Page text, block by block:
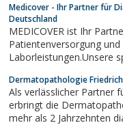
überregional bewährt hat.
Medicover - Ihr Partner für
Deutschland
MEDICOVER ist Ihr
Patientenversorgung
Laborleistungen.Unsere
Patienten
Dermatopathologie
Als verlässlicher Partner
erbringt die Dermatopathologie
mehr als 2 Jahrzehnten